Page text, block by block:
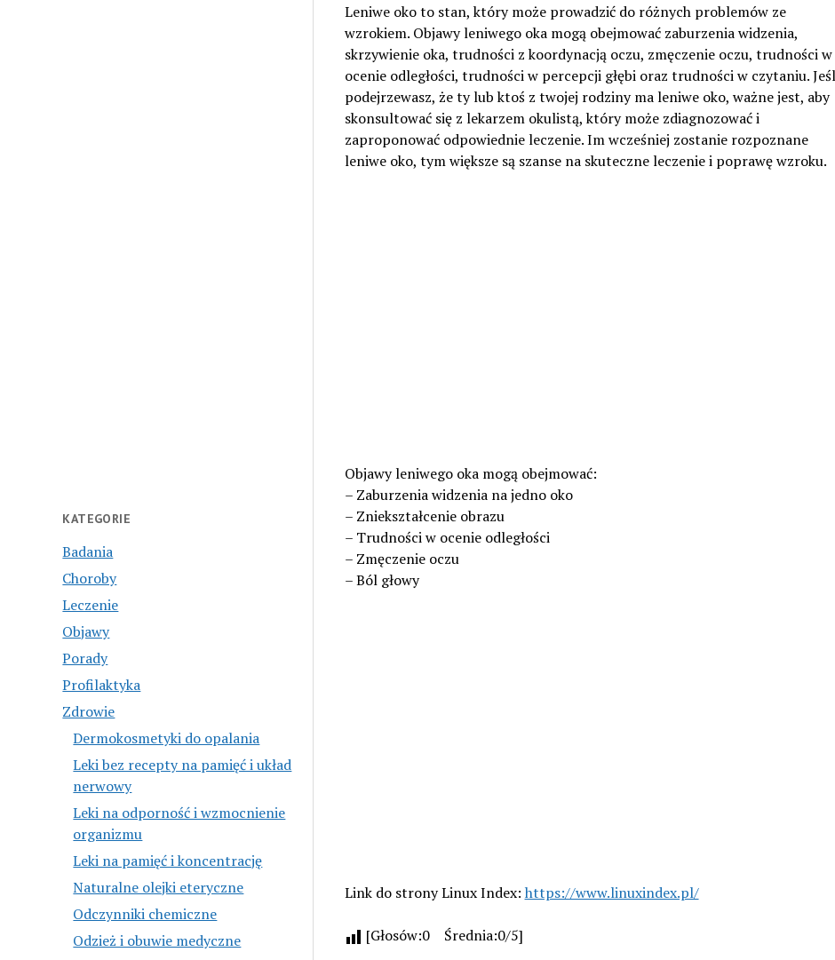
KATEGORIE
Badania
Choroby
Leczenie
Objawy
Porady
Profilaktyka
Zdrowie
Dermokosmetyki do opalania
Leki bez recepty na pamięć i układ
nerwowy
Leki na odporność i wzmocnienie
organizmu
Leki na pamięć i koncentrację
Naturalne olejki eteryczne
Odczynniki chemiczne
Odzież i obuwie medyczne
Leniwe oko to stan, który może prowadzić do różnych problemów ze
wzrokiem. Objawy leniwego oka mogą obejmować zaburzenia widzenia,
skrzywienie oka, trudności z koordynacją oczu, zmęczenie oczu, trudności w
ocenie odległości, trudności w percepcji głębi oraz trudności w czytaniu.
podejrzewasz, że ty lub ktoś z twojej rodziny ma leniwe oko, ważne jest, aby
skonsultować się z lekarzem okulistą, który może zdiagnozować i
zaproponować odpowiednie leczenie. Im wcześniej zostanie rozpoznane
leniwe oko, tym większe są szanse na skuteczne leczenie i poprawę wzroku.
Objawy leniwego oka mogą obejmować:
– Zaburzenia widzenia na jedno oko
– Zniekształcenie obrazu
– Trudności w ocenie odległości
– Zmęczenie oczu
– Ból głowy
Link do strony Linux Index: https://www.linuxindex.pl/
[Głosów:0 Średnia:0/5]